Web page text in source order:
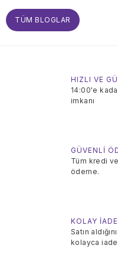
TÜM BLOGLAR
HIZLI VE
14:00'e
imkanı
GÜVENLİ
Tüm kredi
ödeme.
KOLAY İADE
Satın
kolayca